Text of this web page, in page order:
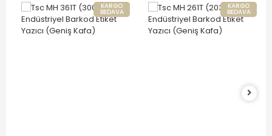
KARGO
BEDAVA
KARGO
BEDAVA